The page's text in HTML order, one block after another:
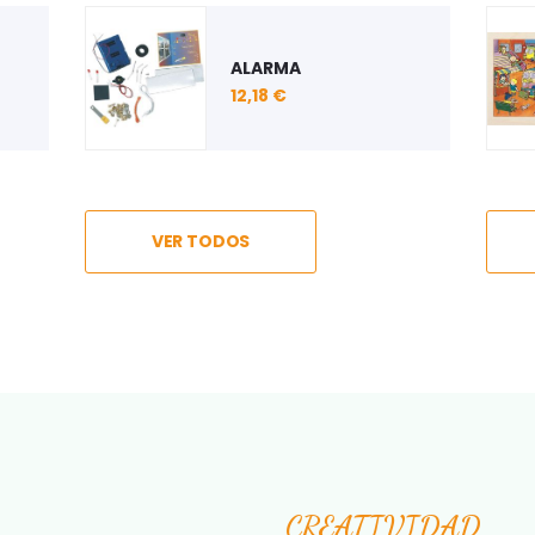
CONSUMIBLES
INFORMÁTICOS
ALPHA CATCH
29,44 €
VER TODOS
AUTOBÚS"
CREATIVIDAD